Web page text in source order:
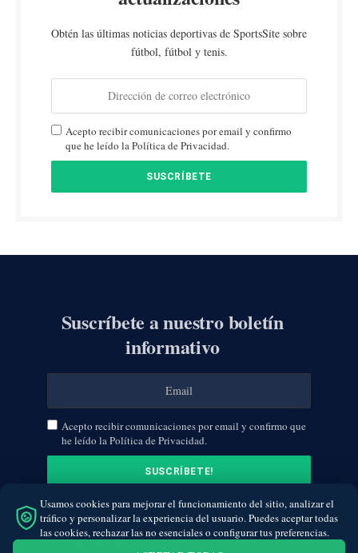
Obtén las últimas noticias deportivas de SportsSite sobre
fútbol, fútbol y tenis.
Acepto recibir comunicaciones por email y confirmo
que he leído la Política de Privacidad.
Suscríbete a nuestro boletín
informativo
Acepto recibir comunicaciones por email y confirmo que
he leído la Política de Privacidad.
Usamos cookies para mejorar el funcionamiento del sitio, analizar el
tráfico y personalizar la experiencia del usuario. Puedes aceptar todas
las cookies, rechazar las no esenciales o configurar tus preferencias.